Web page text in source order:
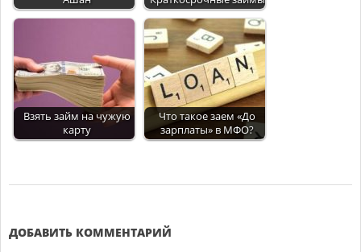
Взять займ на чужую
карту
Что такое заем «До
зарплаты» в МФО?
27
ДОБАВИТЬ КОММЕНТАРИЙ